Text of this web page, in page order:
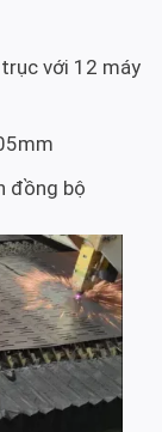
với 12 máy
đồng bộ